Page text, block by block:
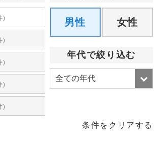
)
)
)
)
)
男性 女性
年代で絞り込む
条件をクリアする